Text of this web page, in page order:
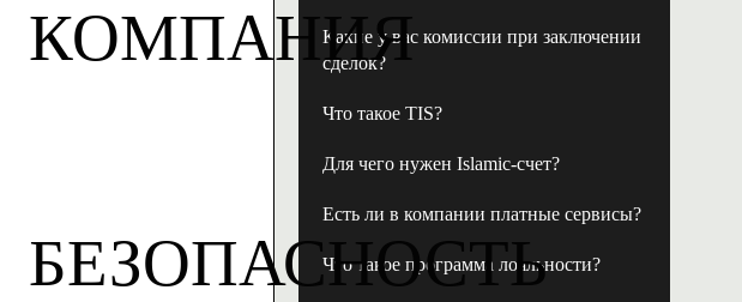
КОМПАНИЯ
БЕЗОПАСНОСТЬ
Какие у вас комиссии при заключении
сделок?
Что такое TIS?
Для чего нужен Islamic-счет?
Есть ли в компании платные сервисы?
Что такое программа лояльности?